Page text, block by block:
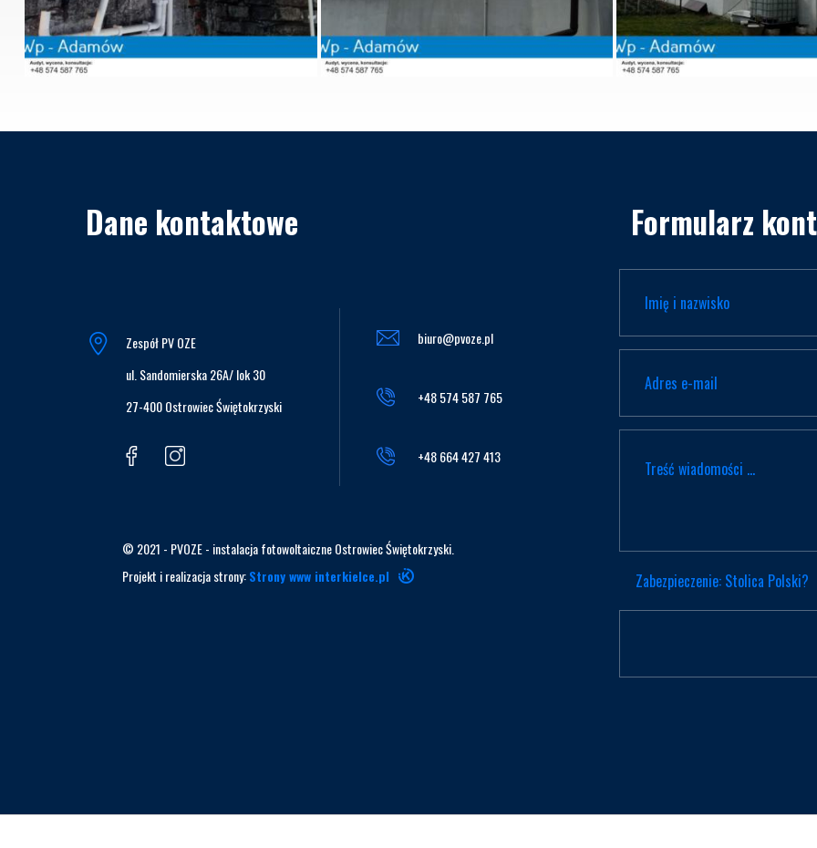
Dane kontaktowe
Zespół PV OZE
ul. Sandomierska 26A/ lok 30
27-400 Ostrowiec Świętokrzyski
biuro@pvoze.pl
+48 574 587 765
+48 664 427 413
© 2021 - PVOZE - instalacja fotowoltaiczne Ostrowiec Świętokrzyski.
Projekt i realizacja strony:Strony www interkielce.pl
Formularz
Zabezpieczenie: Stolica Polski?